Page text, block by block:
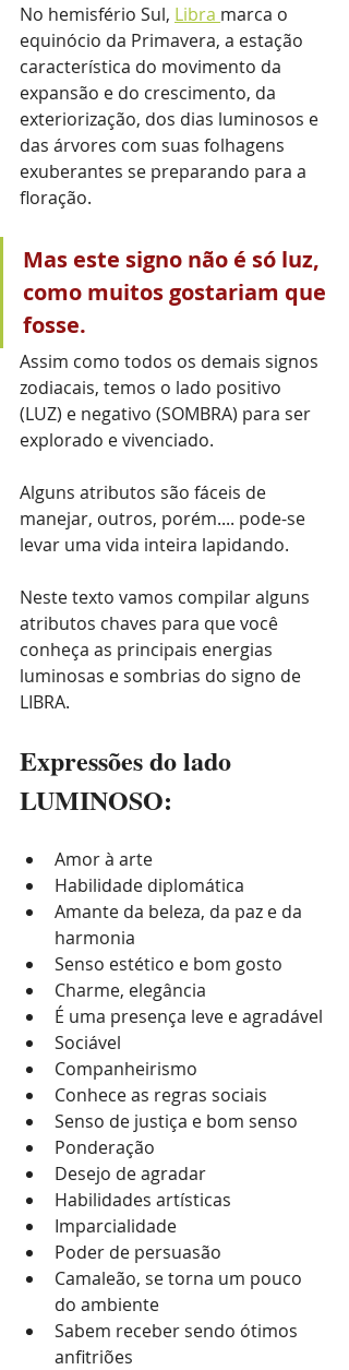
No hemisfério Sul, Libra marca o
equinócio da Primavera, a estação
característica do movimento da
expansão e do crescimento, da
exteriorização, dos dias luminosos e
das árvores com suas folhagens
exuberantes se preparando para a
floração.
Mas este signo não é só luz,
como muitos gostariam que
fosse.
Assim como todos os demais signos
zodiacais, temos o lado positivo
(LUZ) e negativo (SOMBRA) para ser
explorado e vivenciado.
Alguns atributos são fáceis de
manejar, outros, porém.... pode-se
levar uma vida inteira lapidando.
Neste texto vamos compilar alguns
atributos chaves para que você
conheça as principais energias
luminosas e sombrias do signo de
LIBRA.
Expressões do lado
LUMINOSO:
Amor à arte
Habilidade diplomática
Amante da beleza, da paz e da
harmonia
Senso estético e bom gosto
Charme, elegância
É uma presença leve e agradável
Sociável
Companheirismo
Conhece as regras sociais
Senso de justiça e bom senso
Ponderação
Desejo de agradar
Habilidades artísticas
Imparcialidade
Poder de persuasão
Camaleão, se torna um pouco
do ambiente
Sabem receber sendo ótimos
anfitriões